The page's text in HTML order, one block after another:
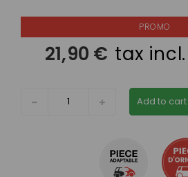
21,90 € tax incl.
Add to cart